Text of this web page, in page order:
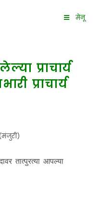
मेनू
प्राचार्य
प्राचार्य
तात्पुरत्या आपल्या